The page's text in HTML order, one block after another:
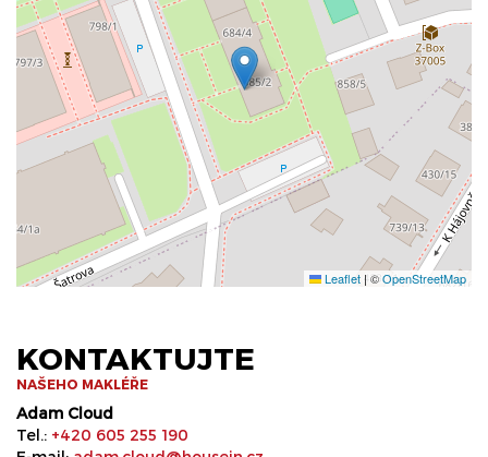
Leaflet|©OpenStreetMap
KONTAKTUJTE
NAŠEHO MAKLÉŘE
Adam Cloud
Tel.: +420 605 255 190